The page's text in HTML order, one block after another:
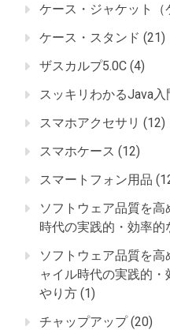
ケース・ジャケット（
ケース・スタンド (21)
ザスカルプ5.0C (4)
スッキリわかるJava入
スマホアクセサリ (12)
スマホケース (12)
スマートフォン用品
ソフトウェア品質を
時代の実践的・効率
ソフトウェア品質を
ャイル時代の実践的
やり方 (1)
チャップアップ(20)